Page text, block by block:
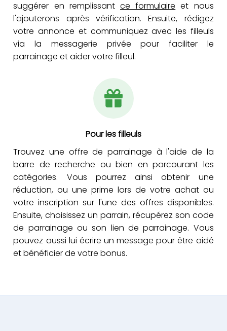
suggérer en remplissant ce formulaire et nous
l'ajouterons après vérification. Ensuite, rédigez
votre annonce et communiquez avec les filleuls
via la messagerie privée pour faciliter le
parrainage et aider votre filleul.
Pour les filleuls
Trouvez une offre de parrainage à l'aide de la
barre de recherche ou bien en parcourant les
catégories. Vous pourrez ainsi obtenir une
réduction, ou une prime lors de votre achat ou
votre inscription sur l'une des offres disponibles.
Ensuite, choisissez un parrain, récupérez son code
de parrainage ou son lien de parrainage. Vous
pouvez aussi lui écrire un message pour être aidé
et bénéficier de votre bonus.